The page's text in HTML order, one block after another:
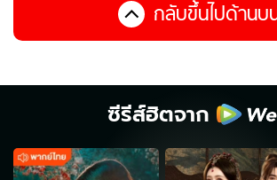
กลับขึ้นไปด้านบ
ซีรีส์ฮิตจาก